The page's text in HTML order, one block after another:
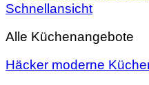
Schnellansicht
Alle Küchenangebote
Häcker moderne